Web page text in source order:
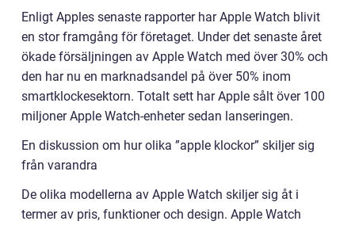
Enligt Apples senaste rapporter har Apple Watch blivit
en stor framgång för företaget. Under det senaste året
ökade försäljningen av Apple Watch med över 30% och
den har nu en marknadsandel på över 50% inom
smartklockesektorn. Totalt sett har Apple sålt över 100
miljoner Apple Watch-enheter sedan lanseringen.
En diskussion om hur olika ”apple klockor” skiljer sig
från varandra
De olika modellerna av Apple Watch skiljer sig åt i
termer av pris, funktioner och design. Apple Watch